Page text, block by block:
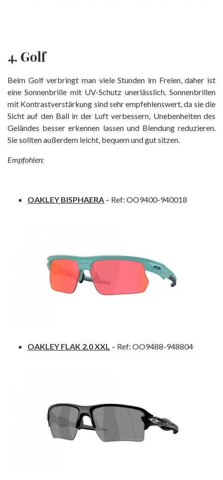
4. Golf
Beim Golf verbringt man viele Stunden im Freien, daher ist
eine Sonnenbrille mit UV-Schutz unerlässlich. Sonnenbrillen
mit Kontrastverstärkung sind sehr empfehlenswert, da sie die
Sicht auf den Ball in der Luft verbessern, Unebenheiten des
Geländes besser erkennen lassen und Blendung reduzieren.
Sie sollten außerdem leicht, bequem und gut sitzen.
Empfohlen:
OAKLEY BISPHAERA – Ref: OO9400-940018
OAKLEY FLAK 2.0 XXL – Ref: OO9488-948804